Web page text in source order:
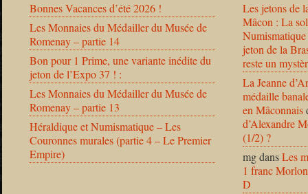
Bonnes Vacances d’été 2026 !
Les Monnaies du Médailler du Musée de
Romenay – partie 14
Bon pour 1 Prime, une variante inédite du
jeton de l’Expo 37 ! :
Les Monnaies du Médailler du Musée de
Romenay – partie 13
Héraldique et Numismatique – Les
Couronnes murales (partie 4 – Le Premier
Empire)
Les jetons de
Mâcon : La
jeton de la
reste un
La Jeanne
médaille
en Mâconnais
d’Alexandre
(1/2) ?
mgdansLes
1 franc
D